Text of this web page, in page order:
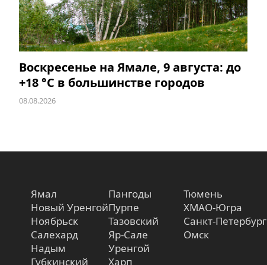
Воскресенье на Ямале, 9 августа: до
+18 °C в большинстве городов
08.08.2026
Ямал
Новый Уренгой
Ноябрьск
Салехард
Надым
Губкинский
Пангоды
Пурпе
Тазовский
Яр-Сале
Уренгой
Харп
Тюмень
ХМАО-Югра
Санкт-Петербург
Омск